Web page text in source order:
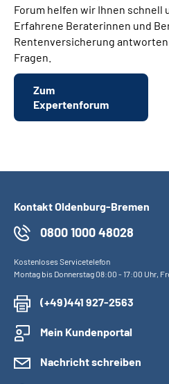
Mein
Forum helfen wir Ihnen schnell
Erfahrene Beraterinnen und
Rentenversicherung
Fragen.
Zum
Expertenforum
Kontakt Oldenburg-Bremen
0800 1000 48028
Kostenloses Servicetelefon
Montag bis Donnerstag 08:00 - 17:00 Uhr,
(+49)441 927-2563
Mein Kundenportal
Nachricht schreiben